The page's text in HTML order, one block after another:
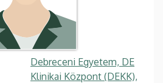
Debreceni Egyetem, DE
Klinikai Központ (DEKK),